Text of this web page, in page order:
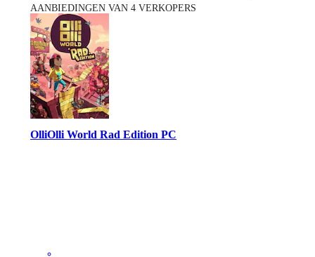
AANBIEDINGEN VAN 4 VERKOPERS
OlliOlli World Rad Edition PC